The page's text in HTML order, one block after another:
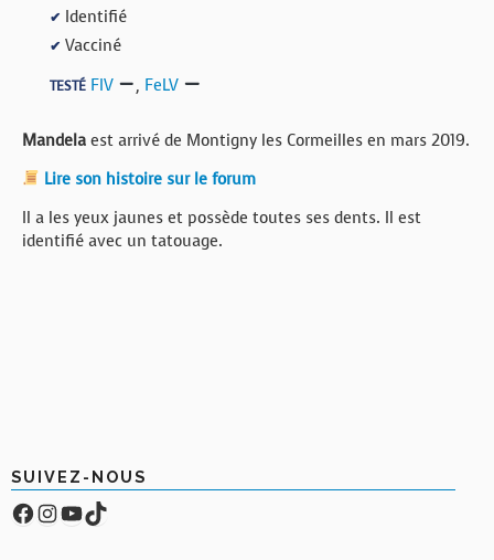
✔ Identifié
✔ Vacciné
TESTÉ FIV , FeLV
Mandela est arrivé de Montigny les Cormeilles en mars 2019.
Lire son histoire sur le forum
Il a les yeux jaunes et possède toutes ses dents. Il est
identifié avec un tatouage.
SUIVEZ-NOUS
Facebook
Compte Instagram
YouTube
TikTok